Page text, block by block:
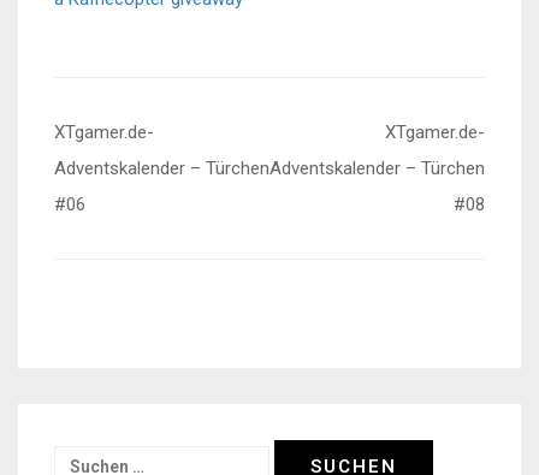
Beitragsnavigation
XTgamer.de-
Adventskalender – Türchen
#06
XTgamer.de-
Adventskalender – Türchen
#08
Suchen